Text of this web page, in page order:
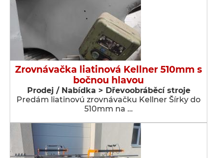
Zrovnávačka liatinová Kellner 510mm s
bočnou hlavou
Prodej / Nabídka > Dřevoobráběcí stroje
Predám liatinovú zrovnávačku Kellner Šírky do
510mm na …